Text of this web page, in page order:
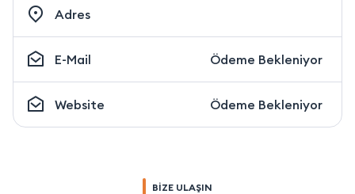
Adres
E-Mail Ödeme Bekleniyor
Website Ödeme Bekleniyor
BİZE ULAŞIN